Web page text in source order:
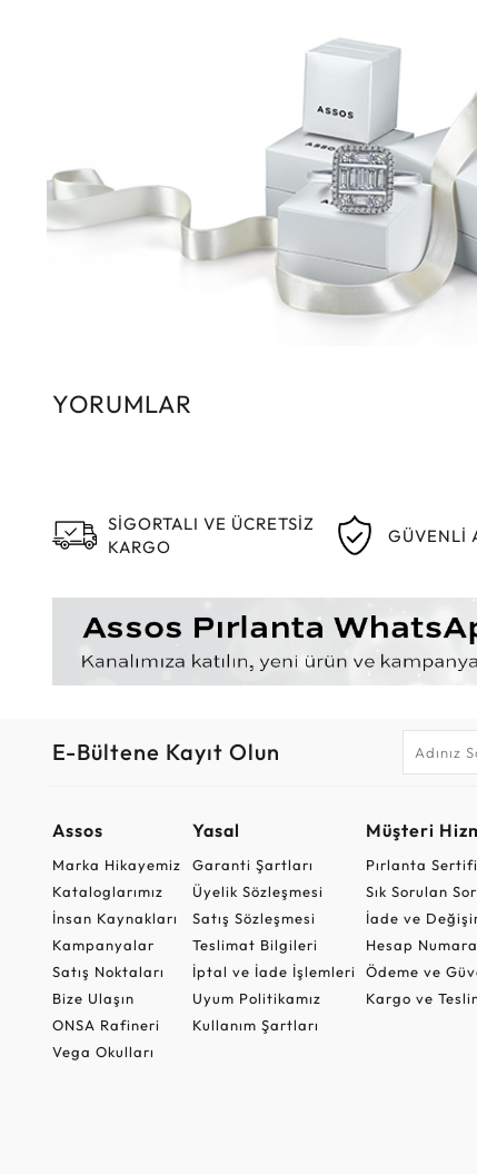
YORUMLAR
SİGORTALI VE ÜCRETSİZ
KARGO
GÜVENLİ
E-Bültene Kayıt Olun
Assos
Marka Hikayemiz
Kataloglarımız
İnsan Kaynakları
Kampanyalar
Satış Noktaları
Bize Ulaşın
ONSA Rafineri
Vega Okulları
Yasal
Garanti Şartları
Üyelik Sözleşmesi
Satış Sözleşmesi
Teslimat Bilgileri
İptal ve İade İşlemleri
Uyum Politikamız
Kullanım Şartları
Müşteri
Pırlanta
Sık Sorulan
İade ve
Hesap
Ödeme ve
Kargo ve